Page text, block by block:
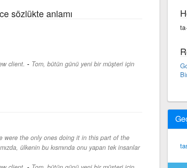
sözlükte anlamı
client. - Tom, bütün günü yeni bir müşteri için
were the only ones doing it in this part of the
ülkenin bu kısmında onu yapan tek insanlar